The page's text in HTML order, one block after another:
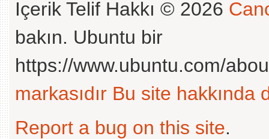
İçerik Telif Hakkı © 2026
bakın. Ubuntu bir
https://www.ubuntu.com/
markasıdır Bu site hakkında
Report a bug on this site.